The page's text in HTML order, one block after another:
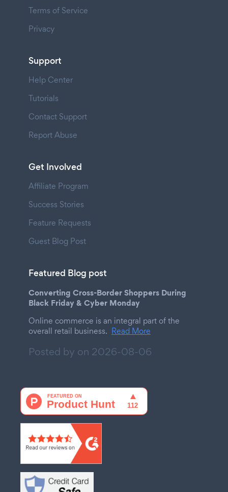
Terms of Service
Privacy
Support
Help Center
Tutorials
Contact Support
Report Abuse
Get Involved
Affiliate Program
Success Stories
Feature Requests
Guest Blog Post
Featured Blog post
Converting Cross-Border Shoppers During
Black Friday & Cyber Monday
Online commerce is an integral part of the
overall retail business. Read More
Posted by on 2026-08-06